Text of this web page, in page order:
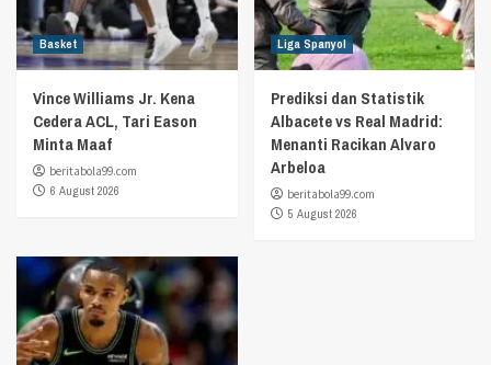
Basket
Vince Williams Jr. Kena
Cedera ACL, Tari Eason
Minta Maaf
beritabola99.com
6 August 2026
Liga Spanyol
Prediksi dan Statistik
Albacete vs Real Madrid:
Menanti Racikan Alvaro
Arbeloa
beritabola99.com
5 August 2026